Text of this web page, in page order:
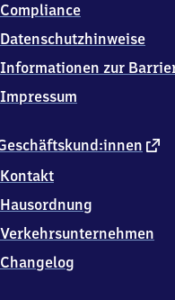
Kontakt
Hausordnung
Verkehrsunternehmen
Changelog
Compliance
Datenschutzhinweise
Informationen zur
Impressum